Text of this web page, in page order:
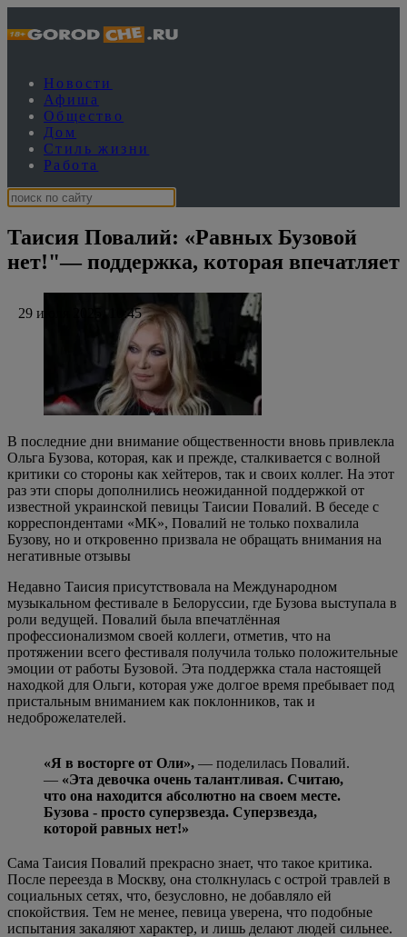
Новости
Афиша
Общество
Дом
Стиль жизни
Работа
Таисия Повалий: «Равных Бузовой
нет!"— поддержка, которая впечатляет
29 июля 2025, 10:45
В последние дни внимание общественности вновь привлекла
Ольга Бузова, которая, как и прежде, сталкивается с волной
критики со стороны как хейтеров, так и своих коллег. На этот
раз эти споры дополнились неожиданной поддержкой от
известной украинской певицы Таисии Повалий. В беседе с
корреспондентами «МК», Повалий не только похвалила
Бузову, но и откровенно призвала не обращать внимания на
негативные отзывы
Недавно Таисия присутствовала на Международном
музыкальном фестивале в Белоруссии, где Бузова выступала в
роли ведущей. Повалий была впечатлённая
профессионализмом своей коллеги, отметив, что на
протяжении всего фестиваля получила только положительные
эмоции от работы Бузовой. Эта поддержка стала настоящей
находкой для Ольги, которая уже долгое время пребывает под
пристальным вниманием как поклонников, так и
недоброжелателей.
«Я в восторге от Оли», — поделилась Повалий.
— «Эта девочка очень талантливая. Считаю,
что она находится абсолютно на своем месте.
Бузова - просто суперзвезда. Суперзвезда,
которой равных нет!»
Сама Таисия Повалий прекрасно знает, что такое критика.
После переезда в Москву, она столкнулась с острой травлей в
социальных сетях, что, безусловно, не добавляло ей
спокойствия. Тем не менее, певица уверена, что подобные
испытания закаляют характер, и лишь делают людей сильнее.